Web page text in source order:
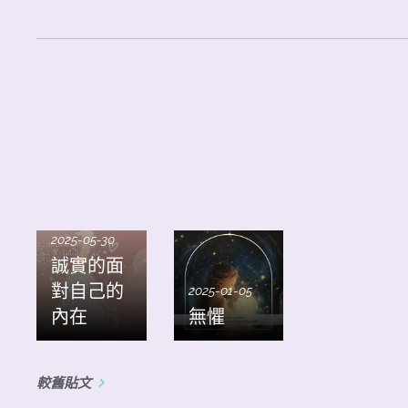
2025-05-30
誠實的面
對自己的
內在
2025-01-05
無懼
較舊貼文